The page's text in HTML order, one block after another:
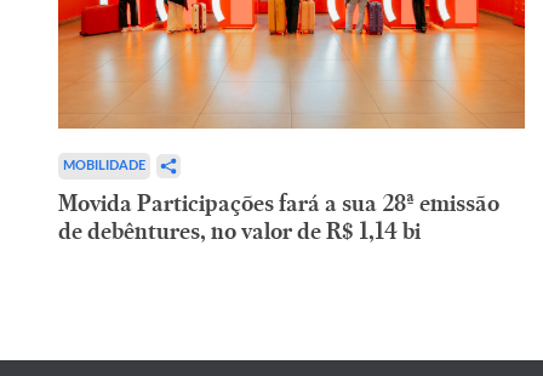
MOBILIDADE
Movida Participações fará a sua 28ª emissão
de debêntures, no valor de R$ 1,14 bi